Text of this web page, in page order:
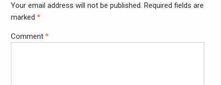
Your email address will not be published. Required fields are
marked *
Comment *